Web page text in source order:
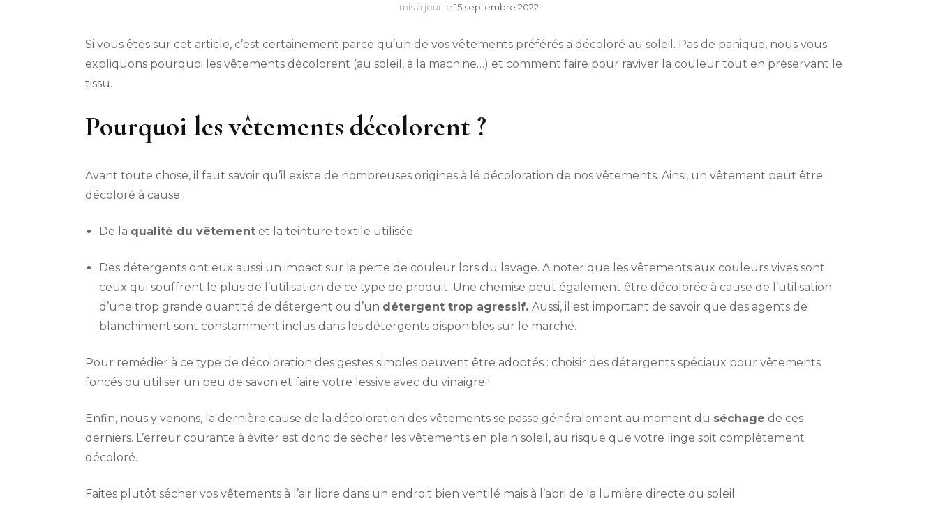
mis à jour le 15 septembre 2022
Si vous êtes sur cet article, c’est certainement parce qu’un de vos vêtements préférés a décoloré au soleil. Pas de panique, nous vous
expliquons pourquoi les vêtements décolorent (au soleil, à la machine…) et comment faire pour raviver la couleur tout en préservant le
tissu.
Pourquoi les vêtements décolorent ?
Avant toute chose, il faut savoir qu’il existe de nombreuses origines à lé décoloration de nos vêtements. Ainsi, un vêtement peut être
décoloré à cause :
De la qualité du vêtement et la teinture textile utilisée
Des détergents ont eux aussi un impact sur la perte de couleur lors du lavage. A noter que les vêtements aux couleurs vives sont
ceux qui souffrent le plus de l’utilisation de ce type de produit. Une chemise peut également être décolorée à cause de l’utilisation
d’une trop grande quantité de détergent ou d’un détergent trop agressif. Aussi, il est important de savoir que des agents de
blanchiment sont constamment inclus dans les détergents disponibles sur le marché.
Pour remédier à ce type de décoloration des gestes simples peuvent être adoptés : choisir des détergents spéciaux pour vêtements
foncés ou utiliser un peu de savon et faire votre lessive avec du vinaigre !
Enfin, nous y venons, la dernière cause de la décoloration des vêtements se passe généralement au moment du séchage de ces
derniers. L’erreur courante à éviter est donc de sécher les vêtements en plein soleil, au risque que votre linge soit complètement
décoloré.
Faites plutôt sécher vos vêtements à l’air libre dans un endroit bien ventilé mais à l’abri de la lumière directe du soleil.